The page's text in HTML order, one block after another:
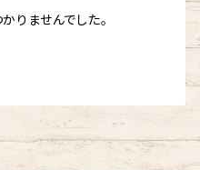
りませんでした。